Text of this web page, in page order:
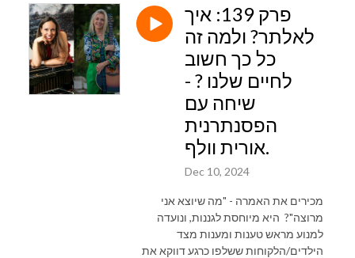
פרק 139: איך
לאלתר? ולמה זה
כל כך חשוב
לחיים שלנו ? -
שיחה עם
הפסנתרנית
אורית וולף.
Dec 10, 2024
מכירים את האמרה - "מה שיוצא אני
מרוצה"? היא מיוחסת לגננות, ונועדה
למנוע מראש טענות ומענות מצד
הילדים/הלקוחות ששלפו כרגע דווקא את